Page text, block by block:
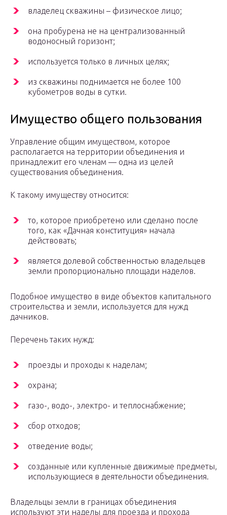
владелец скважины – физическое лицо;
она пробурена не на централизованный
водоносный горизонт;
используется только в личных целях;
из скважины поднимается не более 100
кубометров воды в сутки.
Имущество общего пользования
Управление общим имуществом, которое
располагается на территории объединения и
принадлежит его членам — одна из целей
существования объединения.
К такому имуществу относится:
то, которое приобретено или сделано после
того, как «Дачная конституция» начала
действовать;
является долевой собственностью владельцев
земли пропорционально площади наделов.
Подобное имущество в виде объектов капитального
строительства и земли, используется для нужд
дачников.
Перечень таких нужд:
проезды и проходы к наделам;
охрана;
газо-, водо-, электро- и теплоснабжение;
сбор отходов;
отведение воды;
созданные или купленные движимые предметы,
использующиеся в деятельности объединения.
Владельцы земли в границах объединения
используют эти наделы для проезда и прохода